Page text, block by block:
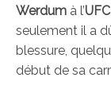
Werdum à l’
seulement il a
blessure,
début de sa